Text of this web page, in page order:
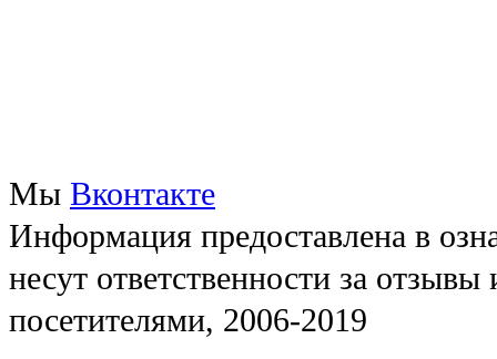
Мы Вконтакте
Информация предоставлена в
несут ответственности за
посетителями, 2006-2019